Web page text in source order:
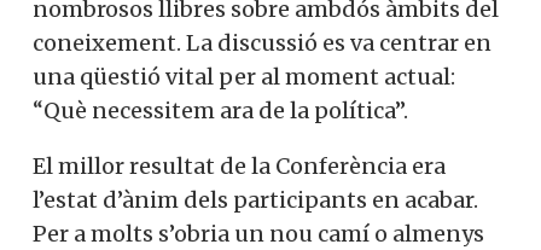
nombrosos llibres sobre ambdós àmbits del
coneixement. La discussió es va centrar en
una qüestió vital per al moment actual:
“Què necessitem ara de la política”.
El millor resultat de la Conferència era
l’estat d’ànim dels participants en acabar.
Per a molts s’obria un nou camí o almenys